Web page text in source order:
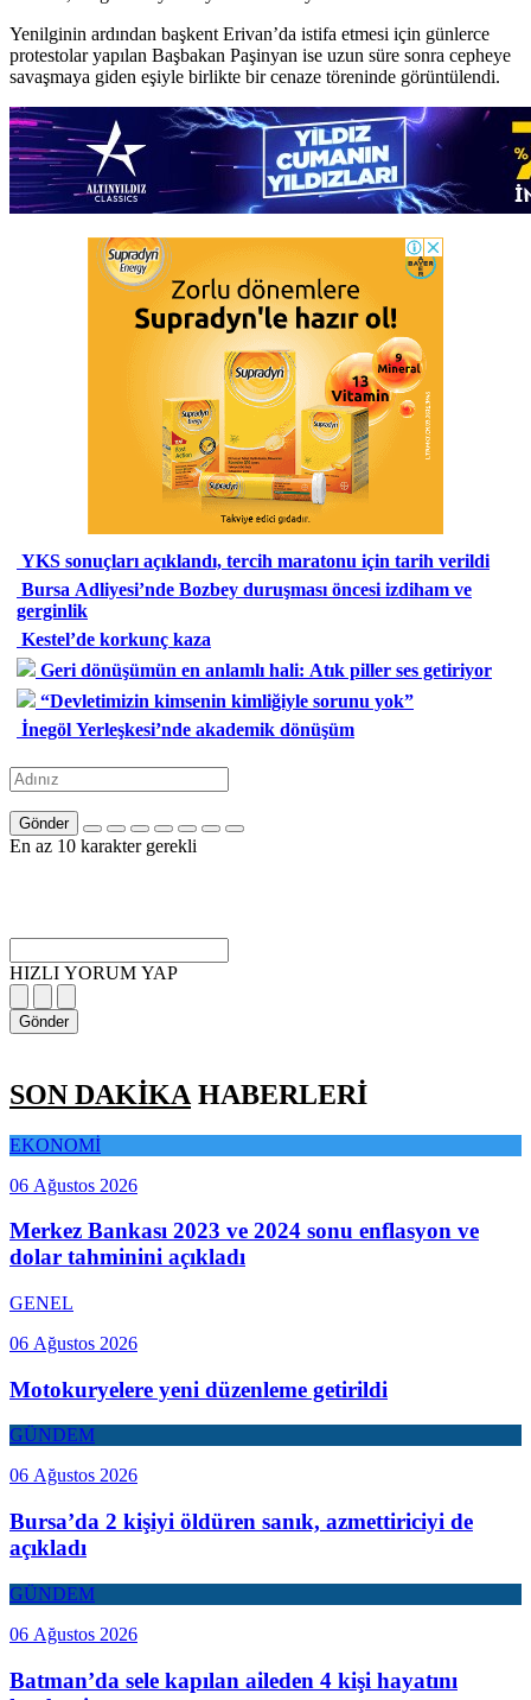
Yenilginin ardından başkent Erivan’da istifa etmesi için günlerce
protestolar yapılan Başbakan Paşinyan ise uzun süre sonra cepheye
savaşmaya giden eşiyle birlikte bir cenaze töreninde görüntülendi.
YKS sonuçları açıklandı, tercih maratonu için tarih verildi
Bursa Adliyesi’nde Bozbey duruşması öncesi izdiham ve
gerginlik
Kestel’de korkunç kaza
Geri dönüşümün en anlamlı hali: Atık piller ses getiriyor
“Devletimizin kimsenin kimliğiyle sorunu yok”
İnegöl Yerleşkesi’nde akademik dönüşüm
Gönder
En az 10 karakter gerekli
HIZLI YORUM YAP
Gönder
SON DAKİKA HABERLERİ
EKONOMİ
06 Ağustos 2026
Merkez Bankası 2023 ve 2024 sonu enflasyon ve
dolar tahminini açıkladı
GENEL
06 Ağustos 2026
Motokuryelere yeni düzenleme getirildi
GÜNDEM
06 Ağustos 2026
Bursa’da 2 kişiyi öldüren sanık, azmettiriciyi de
açıkladı
GÜNDEM
06 Ağustos 2026
Batman’da sele kapılan aileden 4 kişi hayatını